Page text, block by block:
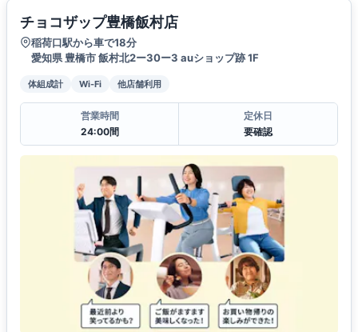
チョコザップ豊橋飯村店
稲荷口駅から車で18分
愛知県 豊橋市 飯村北2ー30ー3 auショップ跡 1F
体組成計 Wi-Fi 他店舗利用
営業時間
24:00間
定休日
要確認